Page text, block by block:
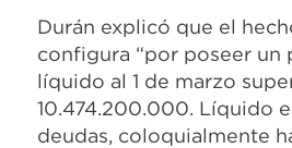
Durán explicó que el
configura “por poseer un
líquido al 1 de marzo
10.474.200.000. Líquido
deudas, coloquialmente